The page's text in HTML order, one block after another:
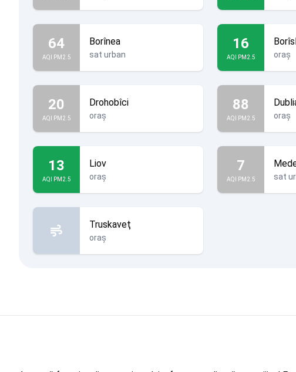
64
AQI PM2.5
Borînea
sat urban
16
AQI PM2.5 oraș
20
AQI PM2.5
Drohobîci
oraș
88
AQI PM2.5 oraș
13
AQI PM2.5
Liov
oraș
7
AQI PM2.5 sat
Truskaveţ
oraș